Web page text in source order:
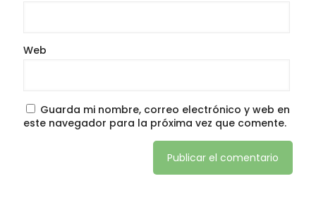
Web
Guarda mi nombre, correo electrónico y web en
este navegador para la próxima vez que comente.